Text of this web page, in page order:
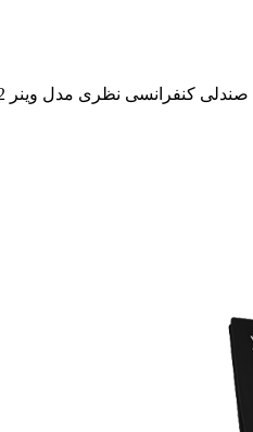
صندلی کنفرانسی نظری مدل وینر 2